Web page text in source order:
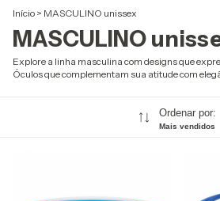
Início > MASCULINO unissex
MASCULINO
Explore a linha masculina com designs que
Óculos que complementam sua atitude com
Ordenar por:
Mais vendidos